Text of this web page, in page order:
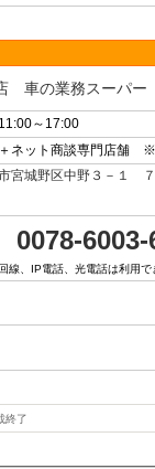
車の業務スーパー
～17:00
ネット商談専門店舗
宮城野区中野３－１
0078-
線、IP電話、光電話は利用で
終了